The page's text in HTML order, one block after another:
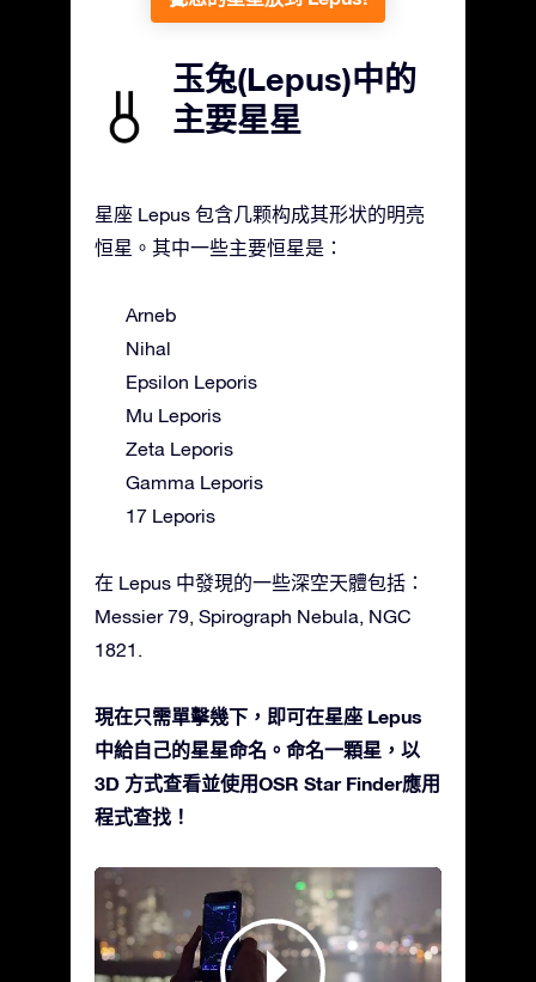
玉兔(Lepus)中的
主要星星
星座 Lepus 包含几颗构成其形状的明亮
恒星。其中一些主要恒星是：
Arneb
Nihal
Epsilon Leporis
Mu Leporis
Zeta Leporis
Gamma Leporis
17 Leporis
在 Lepus 中發現的一些深空天體包括：
Messier 79, Spirograph Nebula, NGC
1821.
現在只需單擊幾下，即可在星座 Lepus
中給自己的星星命名。命名一顆星，以
3D 方式查看並使用OSR Star Finder應用
程式查找！